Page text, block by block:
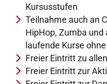
Kursusstufen
Teilnahme auch an
HipHop, Zumba
laufende Kurse
Freier Eintritt zu
Freier Eintritt zur